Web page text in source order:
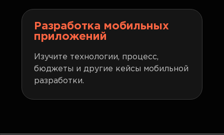
Разработка мобильных
приложений
Изучите технологии, процесс,
бюджеты и другие кейсы мобильной
разработки.